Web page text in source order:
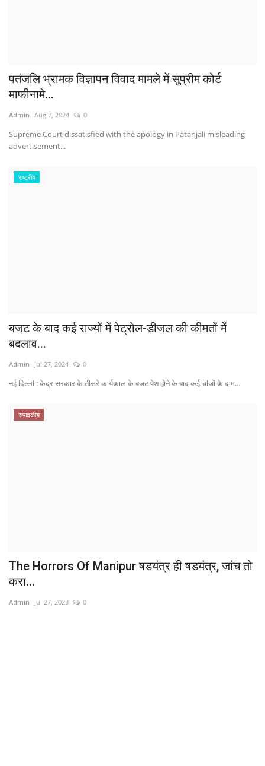
पतंजलि भ्रामक विज्ञापन विवाद मामले में सुप्रीम कोर्ट
माफीनामे...
Admin Aug 7, 2024 0
Supreme Court dissatisfied with the apology in Patanjali misleading
advertisement...
राष्ट्रीय
बजट के बाद कई राज्यों में पेट्रोल-डीजल की कीमतों में
बदलाव...
Admin Jul 27, 2024 0
नई दिल्ली : केद्र सरकार के ​तीसरे कार्यकाल के बजट पेश होने के बाद कई चीजों के दाम...
संपादकीय
The Horrors Of Manipur षडयंत्र ही षडयंत्र, जांच तो
करा...
Admin Jul 27, 2023 0